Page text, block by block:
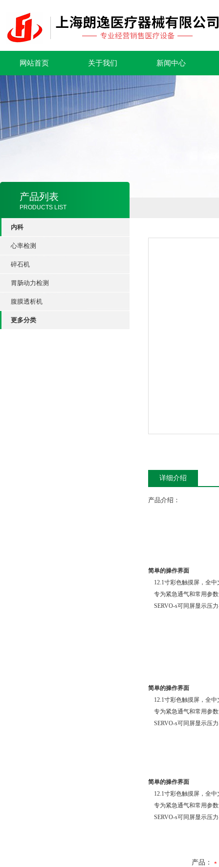
网站首页 关于我们 新闻中心
产品列表
PRODUCTS LIST
内科
心率检测
碎石机
胃肠动力检测
腹膜透析机
更多分类
详细介绍
产品介绍：
简单的操作界面
12.1寸彩色触摸屏，全中
专为紧急通气和常用参
SERVO-s可同屏显示压
简单的操作界面
12.1寸彩色触摸屏，全中
专为紧急通气和常用参
SERVO-s可同屏显示压
简单的操作界面
12.1寸彩色触摸屏，全中
专为紧急通气和常用参
SERVO-s可同屏显示压
产品：